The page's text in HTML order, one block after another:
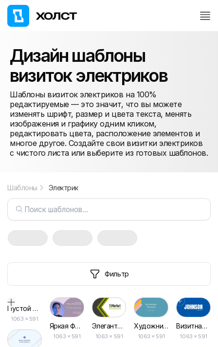
Дизайн шаблоны
визиток электриков
Шаблоны визиток электриков на 100%
редактируемые — это значит, что вы можете
изменять шрифт, размер и цвета текста, менять
изображения и графику одним кликом,
редактировать цвета, расположение элементов и
многое другое. Создайте свои визитки электриков
с чистого листа или выберите из готовых шаблонов.
Шаблоны Электрик
Фильтр
Пустой дизайн-макет
1063 × 591
Яркая Фиолетовая Визитка для Менеджера Проектов Бизнеса
1063 × 591
Элегантная Визитка в Бело-зеленом Стиле
1063 × 591
Художник Аниматор Визитка
1063 × 591
Визитная Карточка Графического Дизайнера
1063 × 591